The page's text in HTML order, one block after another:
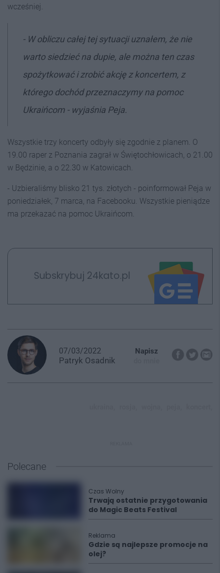
wcześniej.
- W obliczu całej tej sytuacji uznałem, że nie
warto siedzieć na dupie, ale można ten czas
spożytkować i zrobić akcję z koncertem, z
którego dochód przeznaczymy na pomoc
Ukraińcom - wyjaśnia Peja.
Wszystkie trzy koncerty odbyły się zgodnie z planem. O
19.00 raper z Poznania zagrał w Świętochłowicach, o 21.00
w Będzinie, a o 22.30 w Katowicach.
- Uzbieraliśmy blisko 21 tys. złotych - poinformował Peja w
poniedziałek, 7 marca, na Facebooku. Wszystkie pieniądze
ma przekazać na pomoc Ukraińcom.
Subskrybuj 24kato.pl
07/03/2022
Patryk Osadnik
Napisz
Polecane
Czas Wolny
Trwają ostatnie przygotowania
do Magic Beats Festival
Reklama
Gdzie są najlepsze promocje na
olej?